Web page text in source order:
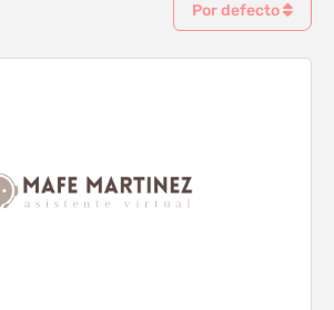
Por defecto